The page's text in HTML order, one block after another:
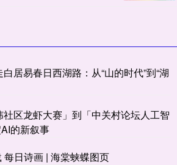
居易春日西湖路：从“山的时代”到“湖
区龙虾大赛」到「中关村论坛人工智
的新叙事
日诗画 | 海棠蛱蝶图页